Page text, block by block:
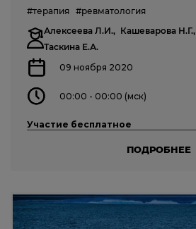
#терапия #ревматология
Алексеева Л.И., Кашеварова Н.Г.,
Таскина Е.А.
09 ноября 2020
00:00 - 00:00 (мск)
Участие бесплатное
ПОДРОБНЕЕ